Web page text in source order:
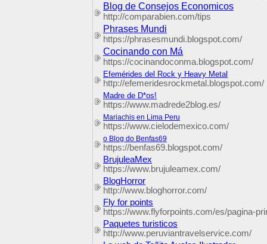
Blog de Consejos Economicos
http://comparabien.com/tips
Phrases Mundi
https://phrasesmundi.blogspot.com/
Cocinando con Má
https://cocinandoconma.blogspot.com/
Efemérides del Rock y Heavy Metal
http://efemeridesrockmetal.blogspot.com/
Madre de D*os!
https://www.madrede2blog.es/
Mariachis en Lima Peru
https://www.cielodemexico.com/
o Blog do Benfas69
https://benfas69.blogspot.com/
BrujuleaMex
https://www.brujuleamex.com/
BlogHorror
http://www.bloghorror.com/
Fly for points
https://www.flyforpoints.com/es/pagina-
Paquetes turisticos
http://www.peruviantravelservice.com/